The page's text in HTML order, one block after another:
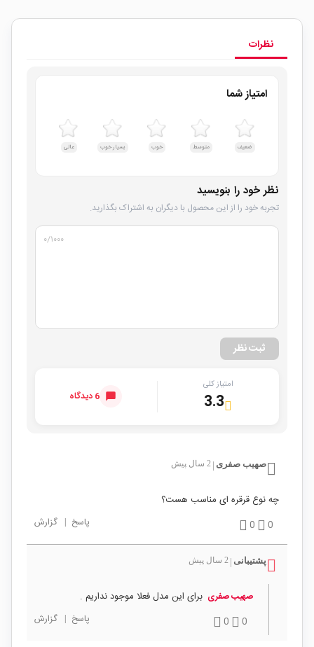
نظرات
امتیاز شما
ضعیف متوسط خوب بسیار خوب عالی
نظر خود را بنویسید
تجربه خود را از این محصول با دیگران به اشتراک بگذارید.
۰/۱۰۰۰
ثبت نظر
امتیاز کلی
3.3 6 دیدگاه
صهیب صفری 2 سال پیش
چه نوع قرقره ای مناسب هست؟
0
0 پاسخ | گزارش
پشتیبانی 2 سال پیش
صهیب صفری برای این مدل فعلا موجود نداریم .
0
0 پاسخ | گزارش